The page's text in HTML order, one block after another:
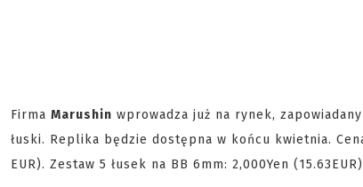
Firma Marushin wprowadza już na rynek,
łuski. Replika będzie dostępna w końcu kwietnia.
EUR). Zestaw 5 łusek na BB 6mm: 2,000Yen